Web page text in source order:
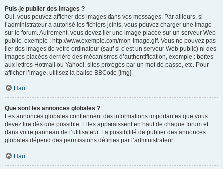
Puis-je publier des images ?
Oui, vous pouvez afficher des images dans vos messages. Par ailleurs, si
l’administrateur a autorisé les fichiers joints, vous pouvez charger une image
sur le forum. Autrement, vous devez lier une image placée sur un serveur Web
public, exemple : http://www.exemple.com/mon-image.gif. Vous ne pouvez pas
lier des images de votre ordinateur (sauf si c’est un serveur Web public) ni des
images placées derrière des mécanismes d’authentification, exemple : boîtes
aux lettres Hotmail ou Yahoo!, sites protégés par un mot de passe, etc. Pour
afficher l’image, utilisez la balise BBCode [img].
Haut
Que sont les annonces globales ?
Les annonces globales contiennent des informations importantes que vous
devez lire dès que possible. Elles apparaissent en haut de chaque forum et
dans votre panneau de l’utilisateur. La possibilité de publier des annonces
globales dépend des permissions définies par l’administrateur.
Haut